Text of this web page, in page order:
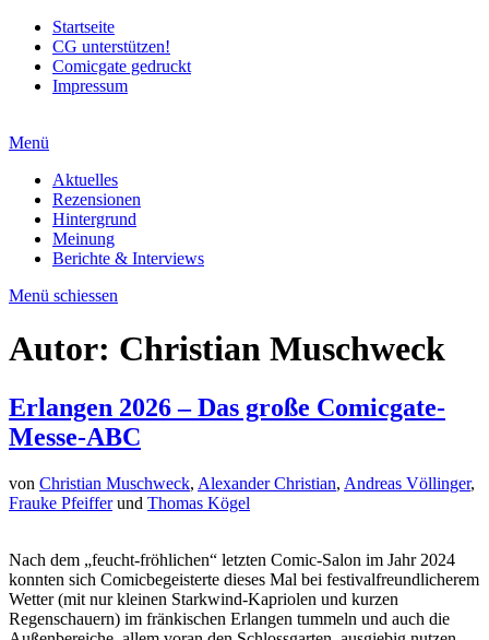
Startseite
CG unterstützen!
Comicgate gedruckt
Impressum
Menü
Aktuelles
Rezensionen
Hintergrund
Meinung
Berichte & Interviews
Menü schiessen
Autor: Christian Muschweck
Erlangen 2026 – Das große Comicgate-
Messe-ABC
von Christian Muschweck, Alexander Christian, Andreas Völlinger,
Frauke Pfeifferund Thomas Kögel
Nach dem „feucht-fröhlichen“ letzten Comic-Salon im Jahr 2024
konnten sich Comicbegeisterte dieses Mal bei festivalfreundlicherem
Wetter (mit nur kleinen Starkwind-Kapriolen und kurzen
Regenschauern) im fränkischen Erlangen tummeln und auch die